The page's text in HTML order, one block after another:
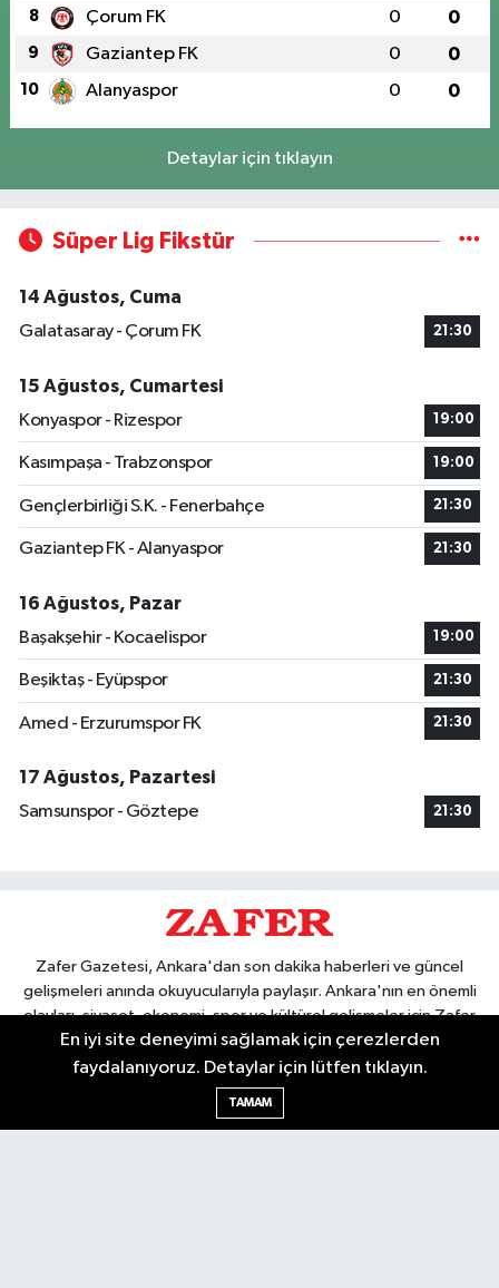
8 Çorum FK 0 0
9 Gaziantep FK 0 0
10 Alanyaspor 0 0
Detaylar için tıklayın
Süper Lig Fikstür
14 Ağustos, Cuma
Galatasaray - Çorum FK
21:30
15 Ağustos, Cumartesi
Konyaspor - Rizespor
19:00
Kasımpaşa - Trabzonspor 19:00
Gençlerbirliği S.K. - Fenerbahçe 21:30
Gaziantep FK - Alanyaspor 21:30
16 Ağustos, Pazar
Başakşehir - Kocaelispor
19:00
Beşiktaş - Eyüpspor 21:30
Amed - Erzurumspor FK 21:30
17 Ağustos, Pazartesi
Samsunspor - Göztepe
21:30
Zafer Gazetesi, Ankara'dan son dakika haberleri ve güncel
gelişmeleri anında okuyucularıyla paylaşır. Ankara'nın en önemli
olayları, siyaset, ekonomi, spor ve kültürel gelişmeler için Zafer
Gazetesi'ni takip edin. Başkentin güvendiği haber kaynağı.
En iyi site deneyimi sağlamak için çerezlerden
faydalanıyoruz. Detaylar için lütfen tıklayın.
TAMAM